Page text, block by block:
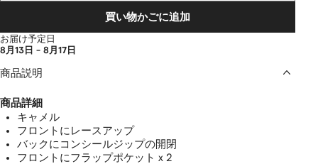
買い物かごに追加
お届け予定日
8月13日 - 8月17日
商品説明
商品詳細
キャメル
フロントにレースアップ
バックにコンシールジップの開閉
フロントにフラップポケット x 2